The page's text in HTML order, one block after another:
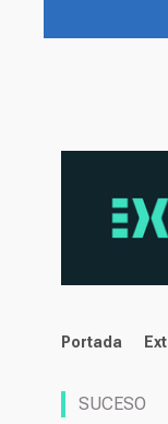
Portada
SUCESO